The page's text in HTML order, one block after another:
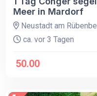
Meer in Mardorf
Neustadt am
ca. vor 3 Tagen
50.00